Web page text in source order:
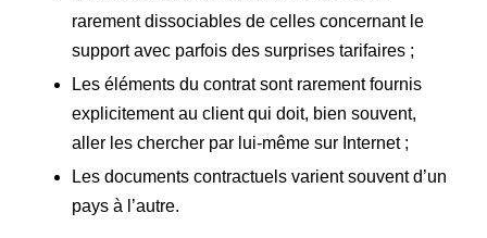
rarement dissociables de celles concernant le
support avec parfois des surprises tarifaires ;
Les éléments du contrat sont rarement fournis
explicitement au client qui doit, bien souvent,
aller les chercher par lui-même sur Internet ;
Les documents contractuels varient souvent d’un
pays à l’autre.